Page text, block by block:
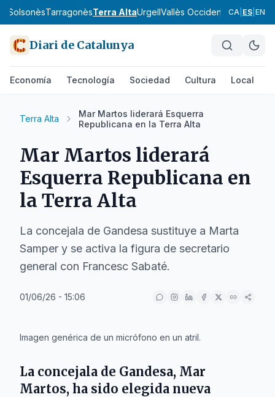
SolsonèsTarragonèsTerra AltaUrgellVallès OccidentalVallès
CA ES EN
Diari de Catalunya
Economía Tecnología Sociedad Cultura Local
Terra Alta
Mar Martos liderará Esquerra
Republicana en la Terra Alta
Mar Martos liderará
Esquerra Republicana en
la Terra Alta
La concejala de Gandesa sustituye a Marta
Samper y se activa la figura de secretario
general con Francesc Sabaté.
01/06/26 - 15:06
Imagen genérica de un micrófono en un atril.
La concejala de Gandesa, Mar
Martos, ha sido elegida nueva